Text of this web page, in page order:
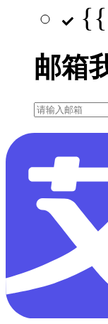
{{
邮箱